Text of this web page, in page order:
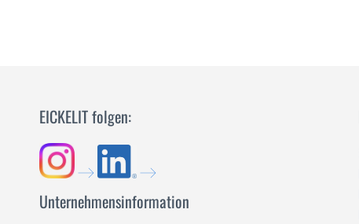
EICKELIT folgen:
Unternehmensinformation